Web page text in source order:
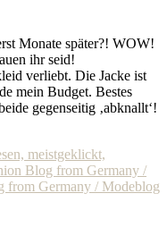
Monate später?! WOW!
ihr seid!
verliebt. Die Jacke ist
mein Budget. Bestes
gegenseitig ‚abknallt‘!
meistgeklickt,
Blog from Germany /
from Germany / Modeblog